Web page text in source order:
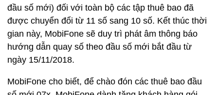
đầu số mới) đối với toàn bộ các tập thuê bao đã
được chuyển đổi từ 11 số sang 10 số. Kết thúc thời
gian này, MobiFone sẽ duy trì phát âm thông báo
hướng dẫn quay số theo đầu số mới bắt đầu từ
ngày 15/11/2018.
MobiFone cho biết, để chào đón các thuê bao đầu